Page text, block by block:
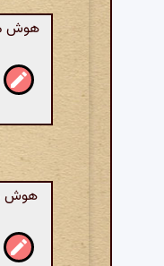
هوش
هوش